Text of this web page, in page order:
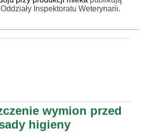
Inspektoratu Weterynarii.
wymion przed
higieny